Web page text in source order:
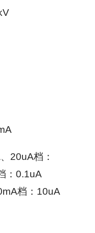
20uA档：
：0.1uA
档：10uA